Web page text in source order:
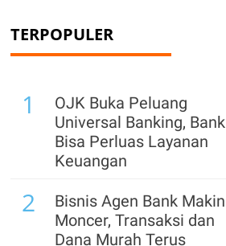
TERPOPULER
1
OJK Buka Peluang
Universal Banking, Bank
Bisa Perluas Layanan
Keuangan
2
Bisnis Agen Bank Makin
Moncer, Transaksi dan
Dana Murah Terus